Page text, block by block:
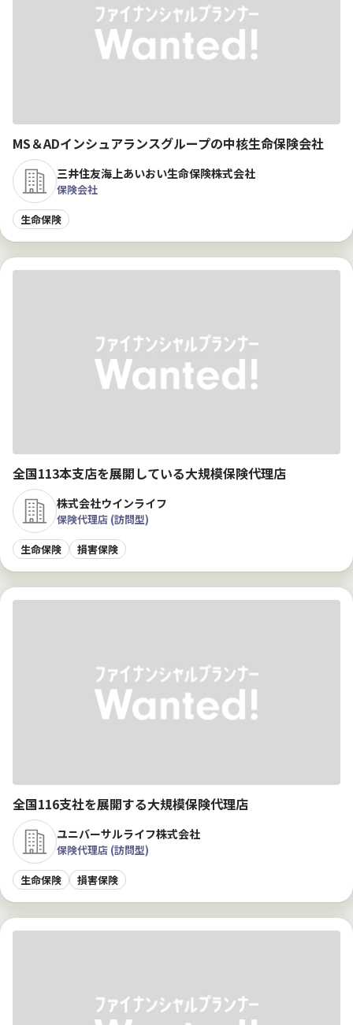
MS＆ADインシュアランスグループの中核生命保険会社
三井住友海上あいおい生命保険株式会社
保険会社
生命保険
全国113本支店を展開している大規模保険代理店
株式会社ウインライフ
保険代理店 (訪問型)
生命保険
損害保険
全国116支社を展開する大規模保険代理店
ユニバーサルライフ株式会社
保険代理店 (訪問型)
生命保険
損害保険